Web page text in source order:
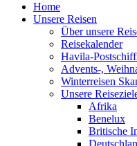
Home
Unsere Reisen
Über unsere
Reisekalender
Havila-
Advents-,
Winterreisen
Unsere
Afrika
Benelux
Britische